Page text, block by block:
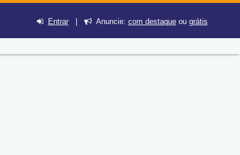
Entrar| Anuncie: com destaqueou grátis